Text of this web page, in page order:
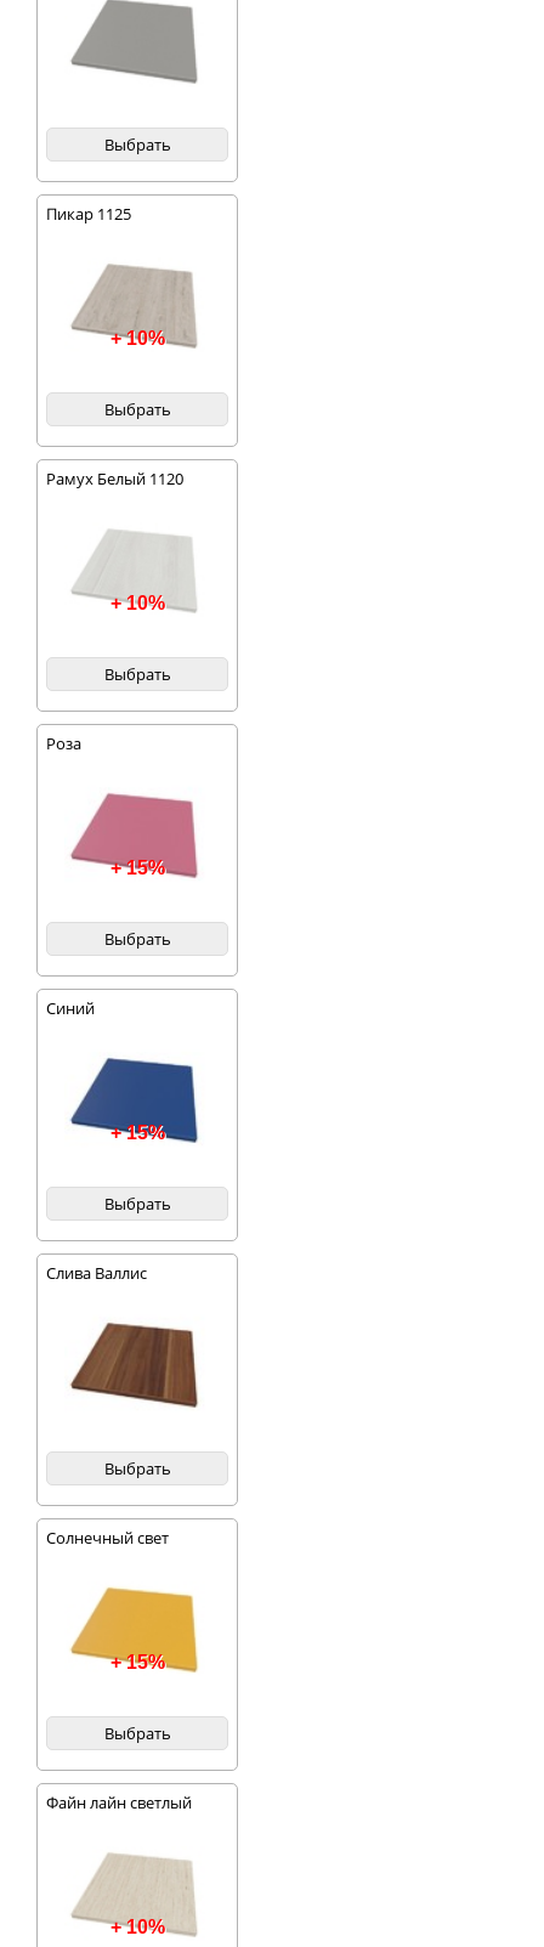
Выбрать
Пикар 1125
+ 10%
Выбрать
Рамух Белый 1120
+ 10%
Выбрать
Роза
+ 15%
Выбрать
Синий
+ 15%
Выбрать
Слива Валлис
Выбрать
Солнечный свет
+ 15%
Выбрать
Файн лайн светлый
+ 10%